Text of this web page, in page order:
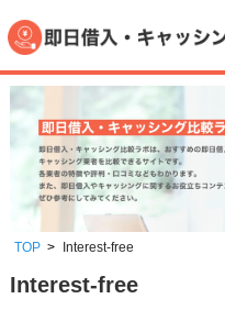
TOP Interest-free
Interest-free